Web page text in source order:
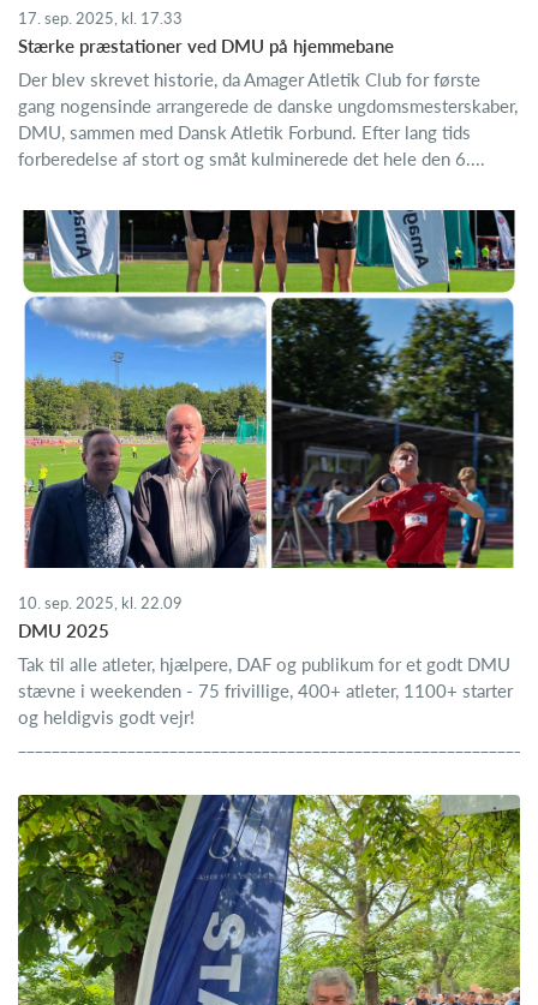
17. sep. 2025, kl. 17.33
Stærke præstationer ved DMU på hjemmebane
Der blev skrevet historie, da Amager Atletik Club for første
gang nogensinde arrangerede de danske ungdomsmesterskaber,
DMU, sammen med Dansk Atletik Forbund. Efter lang tids
forberedelse af stort og småt kulminerede det hele den 6....
10. sep. 2025, kl. 22.09
DMU 2025
Tak til alle atleter, hjælpere, DAF og publikum for et godt DMU
stævne i weekenden - 75 frivillige, 400+ atleter, 1100+ starter
og heldigvis godt vejr!